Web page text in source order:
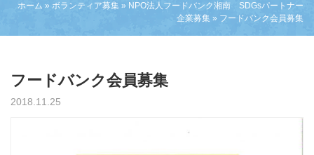
ホーム » ボランティア募集 » NPO法人フードバンク湘南 SDGsパートナー
企業募集 » フードバンク会員募集
フードバンク会員募集
2018.11.25